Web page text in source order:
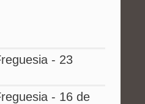
- 23
- 16 de